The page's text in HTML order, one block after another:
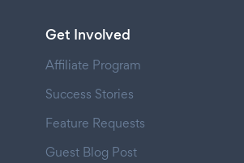
Get Involved
Affiliate Program
Success Stories
Feature Requests
Guest Blog Post